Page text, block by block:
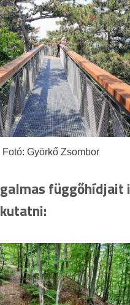
Fotó: Györkő Zsombor
függőhídjait